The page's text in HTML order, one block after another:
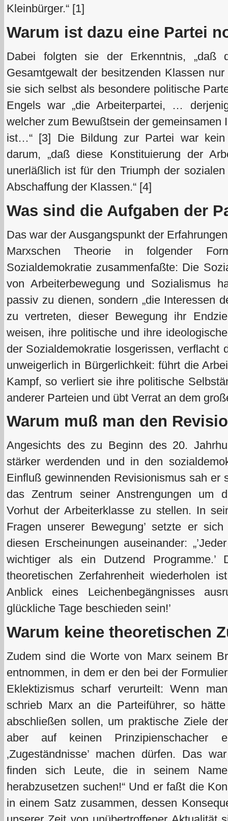
Kleinbürger.“ [1]
Warum ist dazu eine Partei
Dabei folgten sie der Erkenntnis, „daß
Gesamtgewalt der besitzenden Klassen
sie sich selbst als besondere politische
Engels war „die Arbeiterpartei, …
welcher zum Bewußtsein der gemeinsamen
ist…“ [3] Die Bildung zur Partei war kein
darum, „daß diese Konstituierung der
unerläßlich ist für den Triumph der
Abschaffung der Klassen.“ [4]
Was sind die Aufgaben der
Das war der Ausgangspunkt der
Marxschen Theorie in folgender
Sozialdemokratie zusammenfaßte: Die
von Arbeiterbewegung und Sozialismus
passiv zu dienen, sondern „die Interessen
zu vertreten, dieser Bewegung ihr
weisen, ihre politische und ihre
der Sozialdemokratie losgerissen, verflacht
unweigerlich in Bürgerlichkeit: führt die
Kampf, so verliert sie ihre politische
anderer Parteien und übt Verrat an dem
Warum muß man den
Angesichts des zu Beginn des 20.
stärker werdenden und in den
Einfluß gewinnenden Revisionismus sah er
das Zentrum seiner Anstrengungen um
Vorhut der Arbeiterklasse zu stellen. In
Fragen unserer Bewegung’ setzte er
diesen Erscheinungen auseinander:
wichtiger als ein Dutzend
theoretischen Zerfahrenheit wiederholen
Anblick eines Leichenbegängnisses
glückliche Tage beschieden sein!’
Warum keine theoretischen
Zudem sind die Worte von Marx seinem
entnommen, in dem er den bei der
Eklektizismus scharf verurteilt: Wenn
schrieb Marx an die Parteiführer, so
abschließen sollen, um praktische Ziele
aber auf keinen Prinzipienschacher
‚Zugeständnisse’ machen dürfen. Das
finden sich Leute, die in seinem
herabzusetzen suchen!“ Und er faßt die
in einem Satz zusammen, dessen